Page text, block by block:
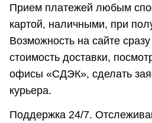
Прием платежей любым
картой, наличными, при
Возможность на сайте сразу
стоимость доставки,
офисы «СДЭК», сделать
курьера.
Поддержка 24/7.